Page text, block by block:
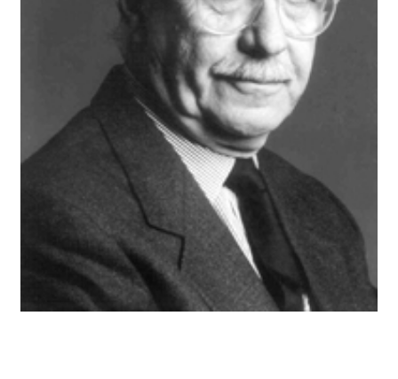
BUSCAR
LISTA DE LIBROS